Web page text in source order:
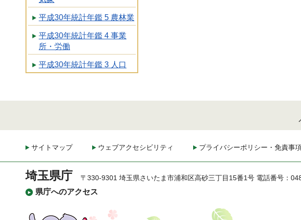
平成30年統計年鑑 5 農林業
平成30年統計年鑑 4 事業
所・労働
平成30年統計年鑑 3 人口
サイトマップ ウェブアクセシビリティ プライバシーポリシー・免責事
埼玉県庁
県庁へのアクセス
〒330-9301 埼玉県さいたま市浦和区高砂三丁目15番1号 電話番号：